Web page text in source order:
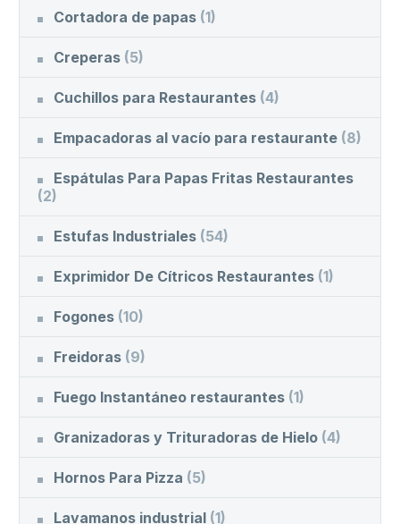
Cortadora de papas (1)
Creperas (5)
Cuchillos para Restaurantes (4)
Empacadoras al vacío para restaurante (8)
Espátulas Para Papas Fritas Restaurantes
(2)
Estufas Industriales (54)
Exprimidor De Cítricos Restaurantes (1)
Fogones (10)
Freidoras (9)
Fuego Instantáneo restaurantes (1)
Granizadoras y Trituradoras de Hielo (4)
Hornos Para Pizza (5)
Lavamanos industrial (1)